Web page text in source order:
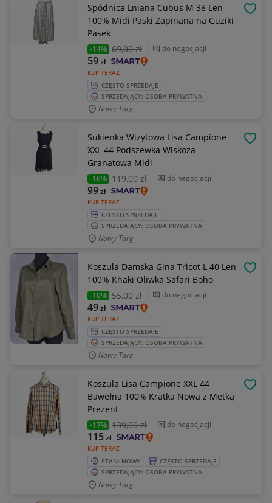
Spódnica Lniana Cubus M 38 Len
100% Midi Paski Zapinana na Guziki
Pasek
-14% 69,00 zł do negocjacji
KUP TERAZ
59zł
CZĘSTO SPRZEDAJE
SPRZEDAJĄCY: OSOBA PRYWATNA
Nowy Targ
Sukienka Wizytowa Lisa Campione
XXL 44 Podszewka Wiskoza
Granatowa Midi
-16% 119,00 zł do negocjacji
KUP TERAZ
99zł
CZĘSTO SPRZEDAJE
SPRZEDAJĄCY: OSOBA PRYWATNA
Nowy Targ
Koszula Damska Gina Tricot L 40 Len
100% Khaki Oliwka Safari Boho
-10% 55,00 zł do negocjacji
KUP TERAZ
49zł
CZĘSTO SPRZEDAJE
SPRZEDAJĄCY: OSOBA PRYWATNA
Nowy Targ
Koszula Lisa Campione XXL 44
Bawełna 100% Kratka Nowa z Metką
Prezent
-17% 139,00 zł do negocjacji
KUP TERAZ
115zł
STAN: NOWY
CZĘSTO SPRZEDAJE
SPRZEDAJĄCY: OSOBA PRYWATNA
Nowy Targ